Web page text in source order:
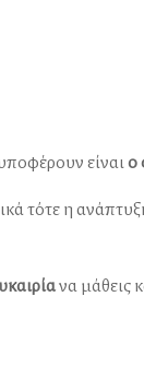
είναιο
τότε η
να μάθεις